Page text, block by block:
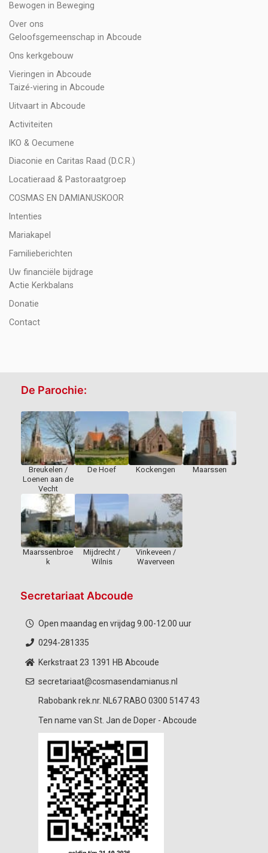
Bewogen in Beweging
Over ons
Geloofsgemeenschap in Abcoude
Ons kerkgebouw
Vieringen in Abcoude
Taizé-viering in Abcoude
Uitvaart in Abcoude
Activiteiten
IKO & Oecumene
Diaconie en Caritas Raad (D.C.R.)
Locatieraad & Pastoraatgroep
COSMAS EN DAMIANUSKOOR
Intenties
Mariakapel
Familieberichten
Uw financiële bijdrage
Actie Kerkbalans
Donatie
Contact
De Parochie:
Breukelen /
Loenen aan de
Vecht
De Hoef Kockengen Maarssen
Maarssenbroe
k
Mijdrecht /
Wilnis
Vinkeveen /
Waverveen
Secretariaat Abcoude
Open maandag en vrijdag 9.00-12.00 uur
0294-281335
Kerkstraat 23 1391 HB Abcoude
secretariaat@cosmasendamianus.nl
Rabobank rek.nr. NL67 RABO 0300 5147 43
Ten name van St. Jan de Doper - Abcoude